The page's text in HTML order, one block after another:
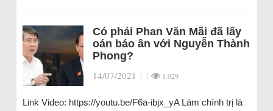
Có phải Phan Văn Mãi đã lấy
oán báo ân với Nguyễn Thành
Phong?
14/07/2021 | | 1.029
Link Video: https://youtu.be/F6a-ibjx_yA Làm chính trị là